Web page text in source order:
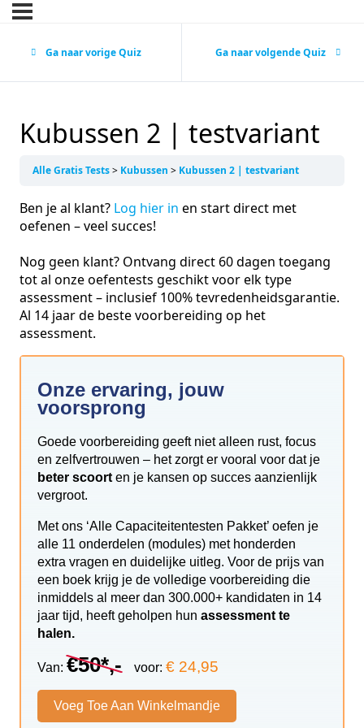
Ga naar vorige Quiz Ga naar volgende Quiz
Kubussen 2 | testvariant
Alle Gratis Tests Kubussen Kubussen 2 | testvariant
Ben je al klant? Log hier in en start direct met
oefenen – veel succes!
Nog geen klant? Ontvang direct 60 dagen toegang
tot al onze oefentests geschikt voor elk type
assessment – inclusief 100% tevredenheidsgarantie.
Al 14 jaar de beste voorbereiding op het
assessment.
Onze ervaring, jouw
voorsprong
Goede voorbereiding geeft niet alleen rust, focus
en zelfvertrouwen – het zorgt er vooral voor dat je
beter scoort en je kansen op succes aanzienlijk
vergroot.
Met ons ‘Alle Capaciteitentesten Pakket’ oefen je
alle 11 onderdelen (modules) met honderden
extra vragen en duidelijke uitleg. Voor de prijs van
een boek krijg je de volledige voorbereiding die
inmiddels al meer dan 300.000+ kandidaten in 14
jaar tijd, heeft geholpen hun assessment te
halen.
Van: €50*,- voor: € 24,95
Voeg Toe Aan Winkelmandje